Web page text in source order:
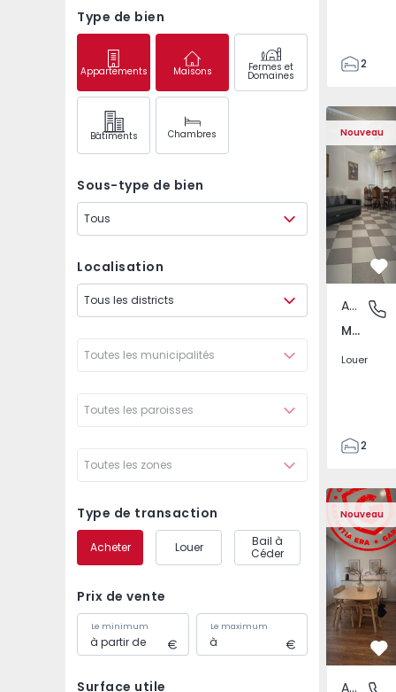
Type de bien
Appartements Maisons Fermes et
Domaines
Bâtiments Chambres
Sous-type de bien
Tous
Localisation
Tous les districts
Toutes les municipalités
Toutes les paroisses
Toutes les zones
Type de transaction
Acheter Louer
Bail à
Céder
Prix de vente
Le minimum Le maximum
Surface utile
2
72
93
1
Nouveau
Appartement T2
Montijo
Appartement
Montijo e Afonsoeiro, Setúbal
Louer
2
70
81
0
Nouveau
Appartement T1
Appartement